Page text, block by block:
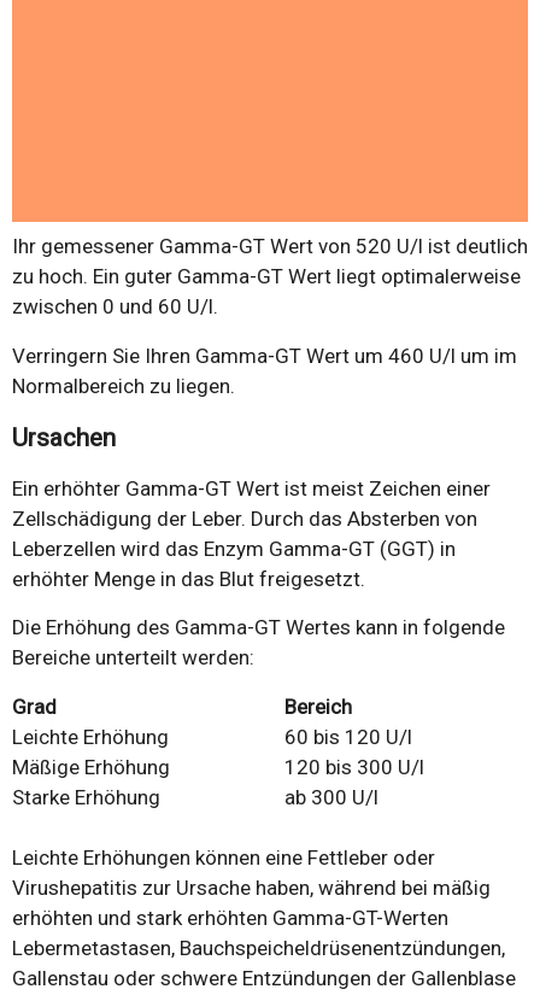
Ihr gemessener Gamma-GT Wert von 520 U/l ist deutlich
zu hoch. Ein guter Gamma-GT Wert liegt optimalerweise
zwischen 0 und 60 U/l.
Verringern Sie Ihren Gamma-GT Wert um 460 U/l um im
Normalbereich zu liegen.
Ursachen
Ein erhöhter Gamma-GT Wert ist meist Zeichen einer
Zellschädigung der Leber. Durch das Absterben von
Leberzellen wird das Enzym Gamma-GT (GGT) in
erhöhter Menge in das Blut freigesetzt.
Die Erhöhung des Gamma-GT Wertes kann in folgende
Bereiche unterteilt werden:
Grad
Bereich
Leichte Erhöhung
60 bis 120 U/l
Mäßige Erhöhung
120 bis 300 U/l
Starke Erhöhung
ab 300 U/l
Leichte Erhöhungen können eine Fettleber oder
Virushepatitis zur Ursache haben, während bei mäßig
erhöhten und stark erhöhten Gamma-GT-Werten
Lebermetastasen, Bauchspeicheldrüsenentzündungen,
Gallenstau oder schwere Entzündungen der Gallenblase